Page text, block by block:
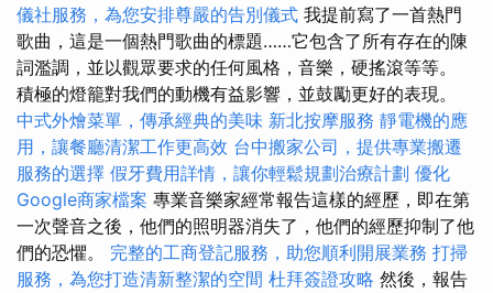
儀社服務，為您安排尊嚴的告別儀式 我提前寫了一首熱門
歌曲，這是一個熱門歌曲的標題……它包含了所有存在的陳
詞濫調，並以觀眾要求的任何風格，音樂，硬搖滾等等。
積極的燈籠對我們的動機有益影響，並鼓勵更好的表現。
中式外燴菜單，傳承經典的美味 新北按摩服務 靜電機的應
用，讓餐廳清潔工作更高效 台中搬家公司，提供專業搬遷
服務的選擇 假牙費用詳情，讓你輕鬆規劃治療計劃 優化
Google商家檔案 專業音樂家經常報告這樣的經歷，即在第
一次聲音之後，他們的照明器消失了，他們的經歷抑制了他
們的恐懼。 完整的工商登記服務，助您順利開展業務 打掃
服務，為您打造清新整潔的空間 杜拜簽證攻略 然後，報告